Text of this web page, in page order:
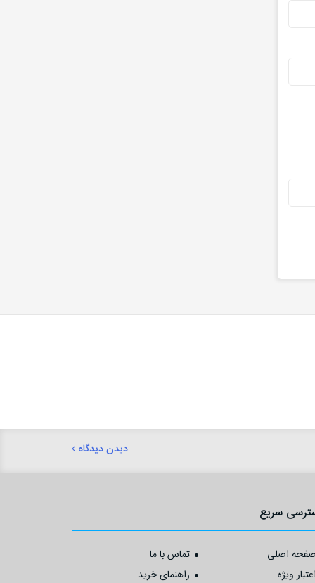
دیدن دیدگاه
سریع
صفحه اصلی
تماس با ما
اعتبار ویژه
راهنمای خرید